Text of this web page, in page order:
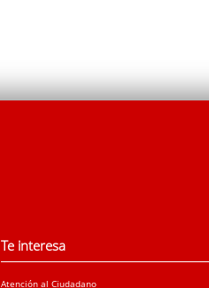
Te interesa
Atención al Ciudadano